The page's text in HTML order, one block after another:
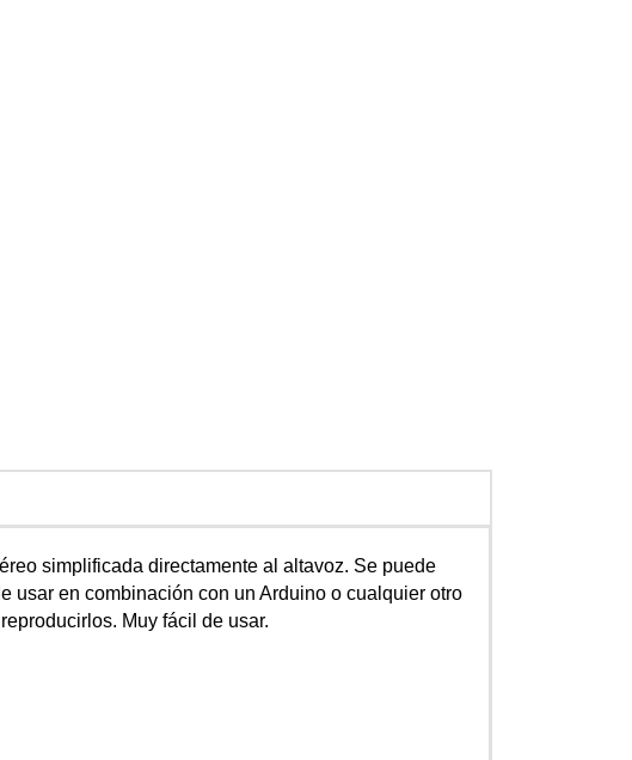
simplificada directamente al altavoz. Se puede
usar en combinación con un Arduino o cualquier otro
Muy fácil de usar.